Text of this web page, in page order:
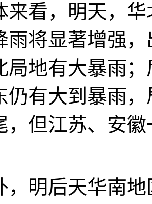
，明天，华
雨将显著增强
局地有大暴雨
仍有大到暴雨
，但江苏、安
后天华南地